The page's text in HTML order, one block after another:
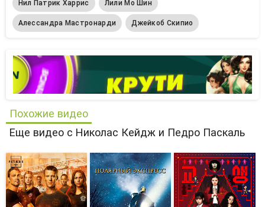
Нил Патрик Харрис Лили Мо Шин
Алессандра Мастронарди Джейкоб Скипио
Похожие видео
Еще видео с Николас Кейдж и Педро Паскаль